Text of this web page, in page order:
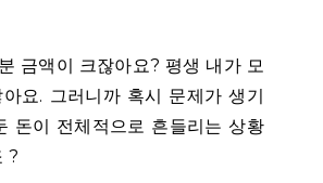
금액이 크잖아요? 평생 내가 모
요. 그러니까 혹시 문제가 생기
돈이 전체적으로 흔들리는 상황
?